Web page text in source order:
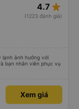
4.7 star_rate
(1223 đánh giá)
ảnh hưởng với
Xem giá